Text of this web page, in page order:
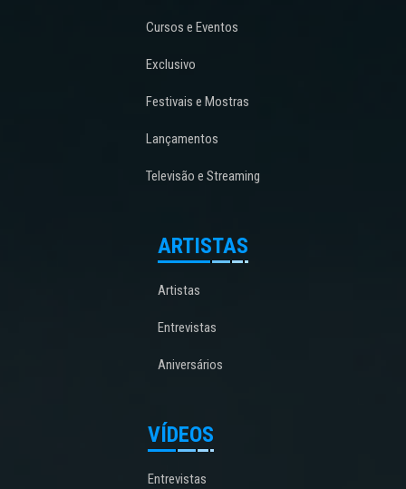
Cursos e Eventos
Exclusivo
Festivais e Mostras
Lançamentos
Televisão e Streaming
ARTISTAS
Artistas
Entrevistas
Aniversários
VÍDEOS
Entrevistas